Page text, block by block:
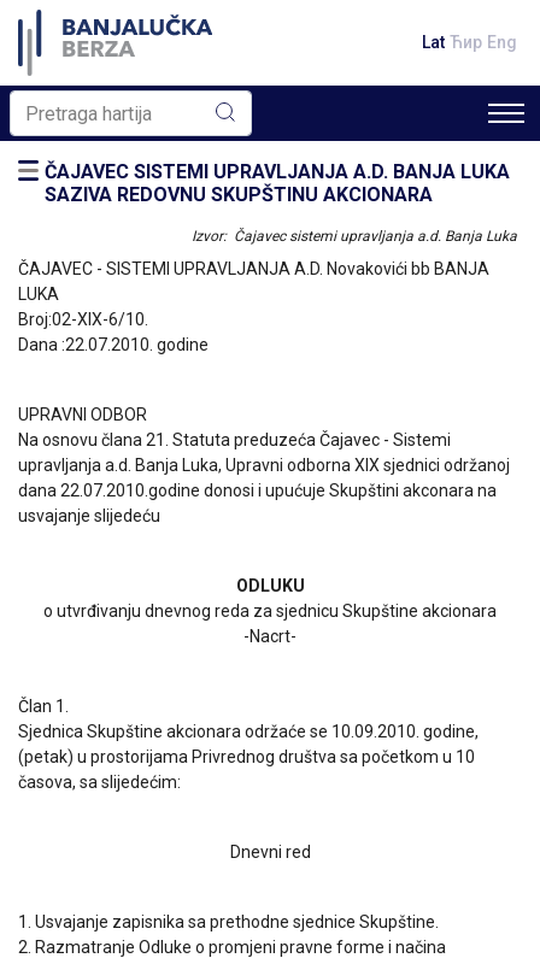
Lat Ћир Eng
ČAJAVEC SISTEMI UPRAVLJANJA A.D. BANJA LUKA
SAZIVA REDOVNU SKUPŠTINU AKCIONARA
Izvor: Čajavec sistemi upravljanja a.d. Banja Luka
ČAJAVEC - SISTEMI UPRAVLJANJA A.D. Novakovići bb BANJA
LUKA
Broj:02-XIX-6/10.
Dana :22.07.2010. godine
UPRAVNI ODBOR
Na osnovu člana 21. Statuta preduzeća Čajavec - Sistemi
upravljanja a.d. Banja Luka, Upravni odborna XIX sjednici održanoj
dana 22.07.2010.godine donosi i upućuje Skupštini akconara na
usvajanje slijedeću
ODLUKU
o utvrđivanju dnevnog reda za sjednicu Skupštine akcionara
-Nacrt-
Član 1.
Sjednica Skupštine akcionara održaće se 10.09.2010. godine,
(petak) u prostorijama Privrednog društva sa početkom u 10
časova, sa slijedećim:
Dnevni red
1. Usvajanje zapisnika sa prethodne sjednice Skupštine.
2. Razmatranje Odluke o promjeni pravne forme i načina